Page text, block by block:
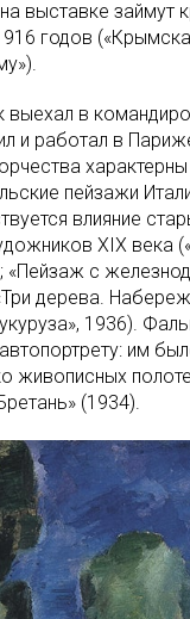
выставке займут
годов
в
и работал в
пейзажи
влияние
XIX века
«Пейзаж с
дерева.
1936).
им
живописных
(1934).